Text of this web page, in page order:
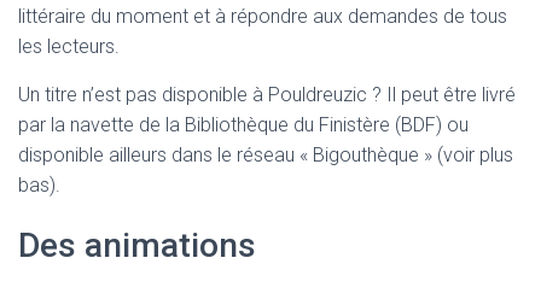
littéraire du moment et à répondre aux demandes de tous
les lecteurs.
Un titre n’est pas disponible à Pouldreuzic ? Il peut être livré
par la navette de la Bibliothèque du Finistère (BDF) ou
disponible ailleurs dans le réseau « Bigouthèque » (voir plus
bas).
Des animations